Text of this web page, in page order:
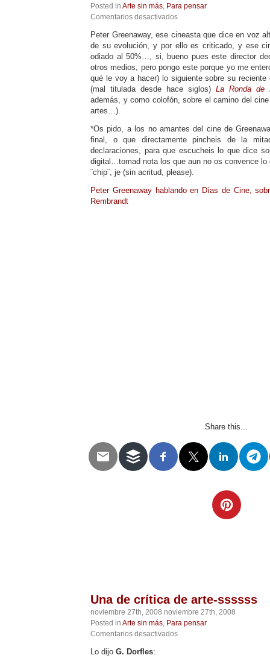
Posted in Arte sin más Para pensar
Comentarios desactivadosen
estar
al
día…
tecnologías
digitales
y
tal…
Peter Greenaway, ese cineasta que dice en voz
de su evolución, y por ello es criticado, y ese
odiado al 50%…, si, bueno pues este director
otros medios, pero pongo este porque yo me
qué le voy a hacer) lo siguiente sobre su reciente
(mal titulada desde hace siglos) La Ronda de
además, y como colofón, sobre el camino del
artes…).
*Os pido, a los no amantes del cine de
final, o que directamente pincheis de la
declaraciones, para que escucheis lo que dice
digital…tomad nota los que aun no os convence lo
¨chip¨, je (sin acritud, please).
Peter Greenaway hablando en Días de Cine,
Rembrandt
Share this...
Una de crítica de arte-ssssss
noviembre 27th, 2008 noviembre 27th, 2008
Posted in Arte sin más Para pensar
Comentarios desactivadosen
Lo dijo G. Dorfles: